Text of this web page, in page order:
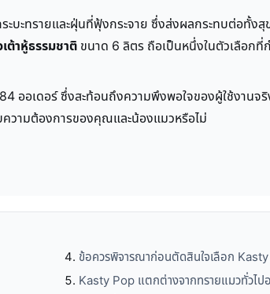
ะทรายและฝุ่นที่ฟุ้งกระจาย ซึ่งส่งผลกระทบต่อทั้ง
ต้าหู้ธรรมชาติ ขนาด 6 ลิตร ถือเป็นหนึ่งในตัวเลือกที่
ออเดอร์ ซึ่งสะท้อนถึงความพึงพอใจของผู้ใช้งานจ
วามต้องการของคุณและน้องแมวหรือไม่
ข้อควรพิจารณาก่อนตัดสินใจเลือก
Kasty Pop แตกต่างจากทรายแมวทั่วไป